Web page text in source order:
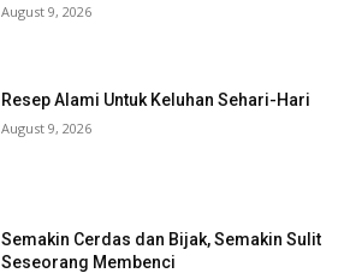
August 9, 2026
Resep Alami Untuk Keluhan Sehari-Hari
August 9, 2026
Semakin Cerdas dan Bijak, Semakin Sulit
Seseorang Membenci